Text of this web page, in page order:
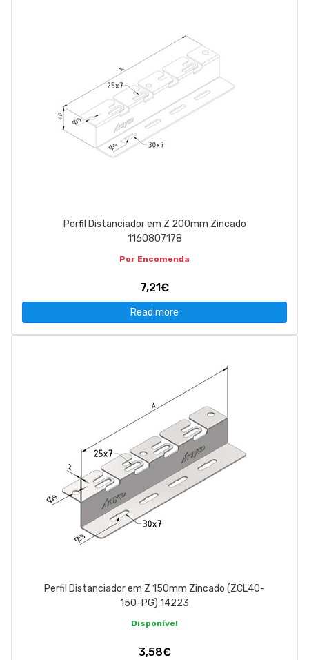
Perfil Distanciador em Z 200mm Zincado
1160807178
Por Encomenda
7,21€
Read more
Perfil Distanciador em Z 150mm Zincado (ZCL40-
150-PG) 14223
Disponível
3,58€